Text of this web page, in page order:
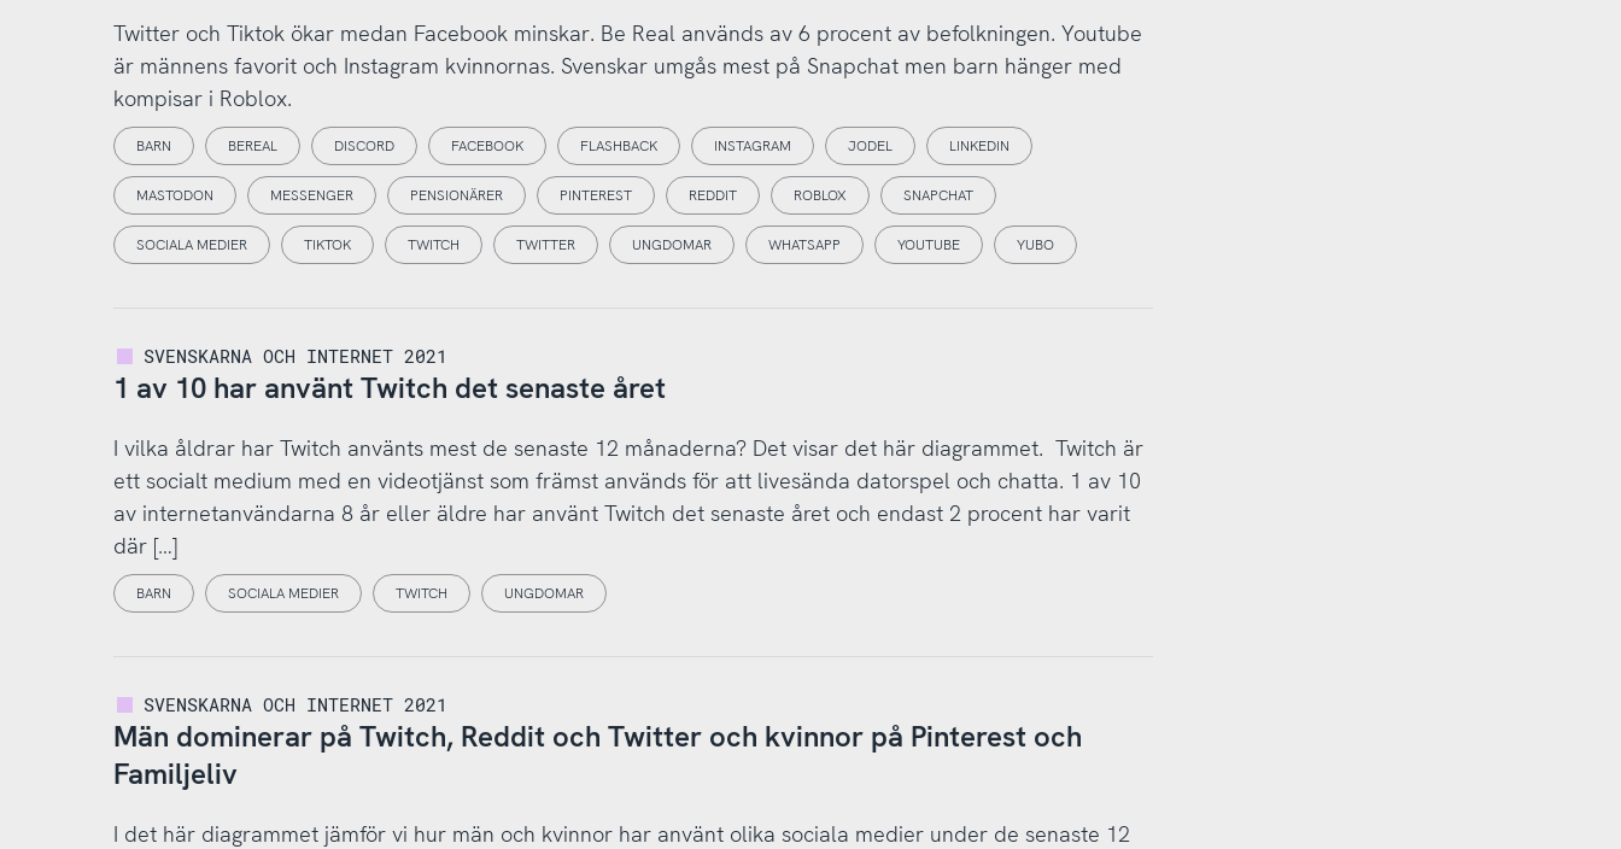
Twitter och Tiktok ökar medan Facebook minskar. Be Real används av 6 procent av befolkningen. Youtube
är männens favorit och Instagram kvinnornas. Svenskar umgås mest på Snapchat men barn hänger med
kompisar i Roblox.
BARN BEREAL DISCORD FACEBOOK FLASHBACK INSTAGRAM JODEL LINKEDIN
MASTODON MESSENGER PENSIONÄRER PINTEREST REDDIT ROBLOX SNAPCHAT
SOCIALA MEDIER TIKTOK TWITCH TWITTER UNGDOMAR WHATSAPP YOUTUBE YUBO
SVENSKARNA OCH INTERNET 2021
1 av 10 har använt Twitch det senaste året
I vilka åldrar har Twitch använts mest de senaste 12 månaderna? Det visar det här diagrammet. Twitch är
ett socialt medium med en videotjänst som främst används för att livesända datorspel och chatta. 1 av 10
av internetanvändarna 8 år eller äldre har använt Twitch det senaste året och endast 2 procent har varit
där […]
BARN SOCIALA MEDIER TWITCH UNGDOMAR
SVENSKARNA OCH INTERNET 2021
Män dominerar på Twitch, Reddit och Twitter och kvinnor på Pinterest och
Familjeliv
I det här diagrammet jämför vi hur män och kvinnor har använt olika sociala medier under de senaste 12